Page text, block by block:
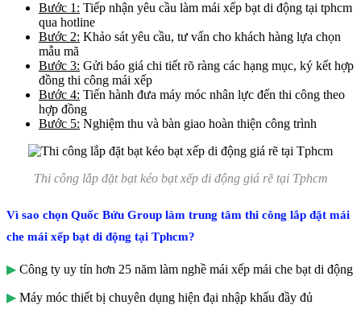
Bước 1: Tiếp nhận yêu cầu làm mái xếp bạt di động tại tphcm
qua hotline
Bước 2: Khảo sát yêu cầu, tư vấn cho khách hàng lựa chọn
mẫu mã
Bước 3: Gửi báo giá chi tiết rõ ràng các hạng mục, ký kết hợp
đồng thi công mái xếp
Bước 4: Tiến hành đưa máy móc nhân lực đến thi công theo
hợp đồng
Bước 5: Nghiệm thu và bàn giao hoàn thiện công trình
Thi công lắp đặt bạt kéo bạt xếp di động giá rẽ tại Tphcm
Vì sao chọn Quốc Bửu Group làm trung tâm thi công lắp đặt mái
che mái xếp bạt di động tại Tphcm?
▶ Công ty uy tín hơn 25 năm làm nghề mái xếp mái che bạt di động
▶ Máy móc thiết bị chuyên dụng hiện đại nhập khẩu đầy đủ